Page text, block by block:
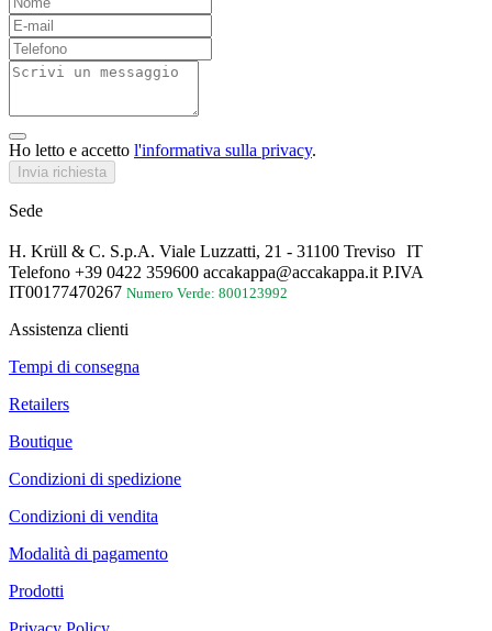
Ho letto e accetto l'informativa sulla privacy.
Invia richiesta
Sede
H. Krüll & C. S.p.A. Viale Luzzatti, 21 - 31100 Treviso IT
Telefono +39 0422 359600 accakappa@accakappa.it P.IVA
IT00177470267 Numero Verde: 800123992
Assistenza clienti
Tempi di consegna
Retailers
Boutique
Condizioni di spedizione
Condizioni di vendita
Modalità di pagamento
Prodotti